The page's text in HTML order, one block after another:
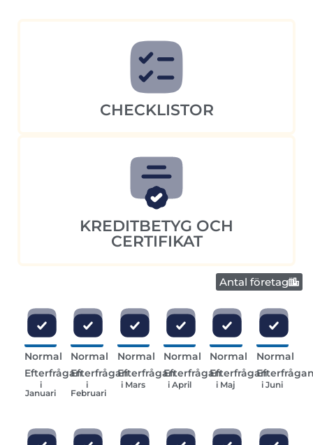
CHECKLISTOR
KREDITBETYG OCH
CERTIFIKAT
Antal företag
Normal
Efterfrågan
i
Januari
Normal
Efterfrågan
i
Februari
Normal
Efterfrågan
i Mars
Normal
Efterfrågan
i April
Normal
Efterfrågan
i Maj
Normal
i Juni